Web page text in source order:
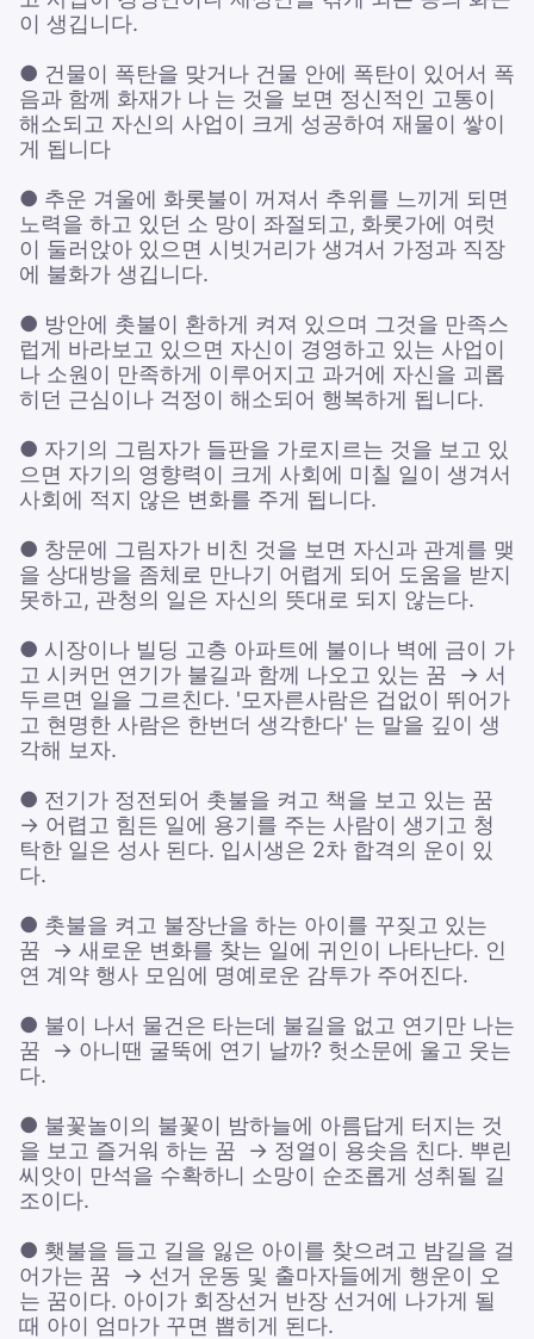
이 생깁니다.
● 건물이 폭탄을 맞거나 건물 안에 폭탄이 있어서 폭
음과 함께 화재가 나 는 것을 보면 정신적인 고통이
해소되고 자신의 사업이 크게 성공하여 재물이 쌓이
게 됩니다
● 추운 겨울에 화롯불이 꺼져서 추위를 느끼게 되면
노력을 하고 있던 소 망이 좌절되고, 화롯가에 여럿
이 둘러앉아 있으면 시빗거리가 생겨서 가정과 직장
에 불화가 생깁니다.
● 방안에 촛불이 환하게 켜져 있으며 그것을 만족스
럽게 바라보고 있으면 자신이 경영하고 있는 사업이
나 소원이 만족하게 이루어지고 과거에 자신을 괴롭
히던 근심이나 걱정이 해소되어 행복하게 됩니다.
● 자기의 그림자가 들판을 가로지르는 것을 보고 있
으면 자기의 영향력이 크게 사회에 미칠 일이 생겨서
사회에 적지 않은 변화를 주게 됩니다.
● 창문에 그림자가 비친 것을 보면 자신과 관계를 맺
을 상대방을 좀체로 만나기 어렵게 되어 도움을 받지
못하고, 관청의 일은 자신의 뜻대로 되지 않는다.
● 시장이나 빌딩 고층 아파트에 불이나 벽에 금이 가
고 시커먼 연기가 불길과 함께 나오고 있는 꿈 → 서
두르면 일을 그르친다. '모자른사람은 겁없이 뛰어가
고 현명한 사람은 한번더 생각한다' 는 말을 깊이 생
각해 보자.
● 전기가 정전되어 촛불을 켜고 책을 보고 있는 꿈
→ 어렵고 힘든 일에 용기를 주는 사람이 생기고 청
탁한 일은 성사 된다. 입시생은 2차 합격의 운이 있
다.
● 촛불을 켜고 불장난을 하는 아이를 꾸짖고 있는
꿈 → 새로운 변화를 찾는 일에 귀인이 나타난다. 인
연 계약 행사 모임에 명예로운 감투가 주어진다.
● 불이 나서 물건은 타는데 불길을 없고 연기만 나는
꿈 → 아니땐 굴뚝에 연기 날까? 헛소문에 울고 웃는
다.
● 불꽃놀이의 불꽃이 밤하늘에 아름답게 터지는 것
을 보고 즐거워 하는 꿈 → 정열이 용솟음 친다. 뿌린
씨앗이 만석을 수확하니 소망이 순조롭게 성취될 길
조이다.
● 횃불을 들고 길을 잃은 아이를 찾으려고 밤길을 걸
어가는 꿈 → 선거 운동 및 출마자들에게 행운이 오
는 꿈이다. 아이가 회장선거 반장 선거에 나가게 될
때 아이 엄마가 꾸면 뽑히게 된다.